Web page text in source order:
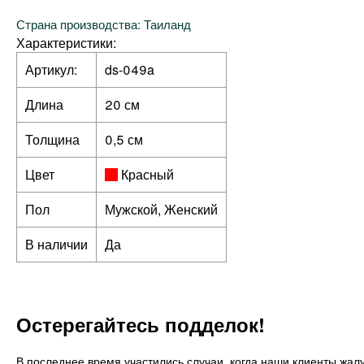
Страна производства: Таиланд
Характеристики:
Артикул:
ds-049a
Длина
20 см
Толщина
0,5 см
Цвет
Красный
Пол
Мужской, Женский
В наличии
Да
Остерегайтесь подделок!
В последнее время участились случаи, когда наши клиенты